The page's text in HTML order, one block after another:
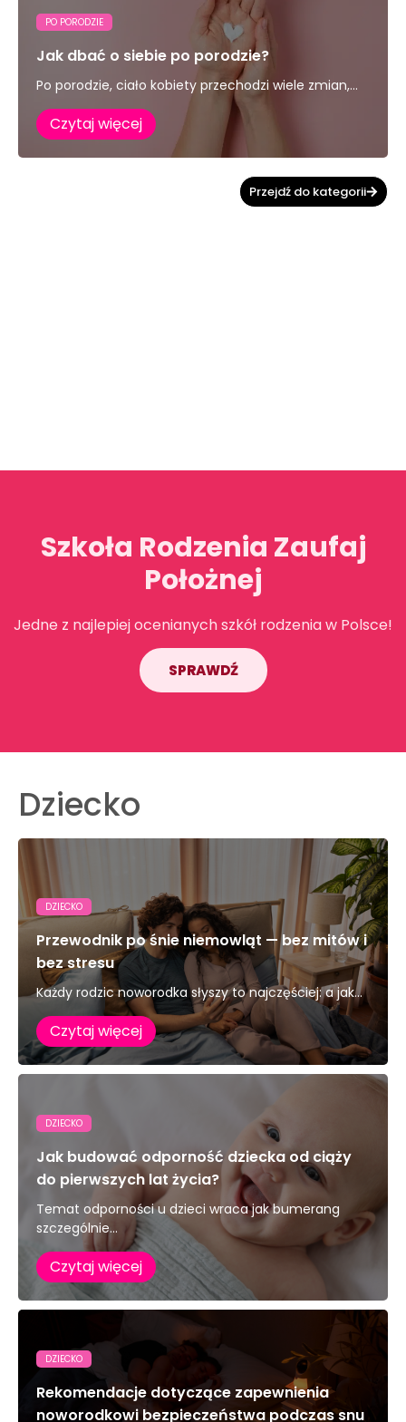
PO PORODZIE
Jak dbać o siebie po porodzie?
Po porodzie, ciało kobiety przechodzi wiele zmian,...
Czytaj więcej
Przejdź do kategorii
Szkoła Rodzenia Zaufaj
Położnej
Jedne z najlepiej ocenianych szkół rodzenia w Polsce!
SPRAWDŹ
Dziecko
DZIECKO
Przewodnik po śnie niemowląt — bez mitów i
bez stresu
Każdy rodzic noworodka słyszy to najczęściej: a jak...
Czytaj więcej
DZIECKO
Jak budować odporność dziecka od ciąży
do pierwszych lat życia?
Temat odporności u dzieci wraca jak bumerang
szczególnie...
Czytaj więcej
DZIECKO
Rekomendacje dotyczące zapewnienia
noworodkowi bezpieczeństwa podczas snu